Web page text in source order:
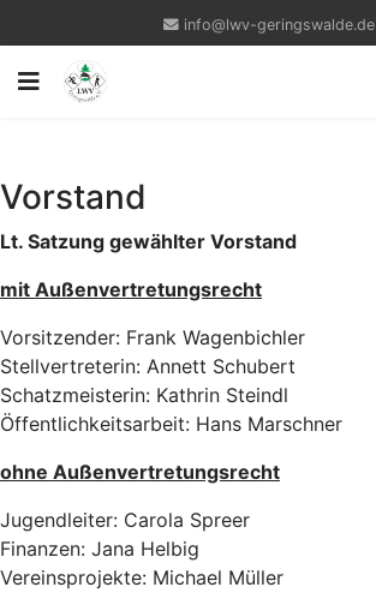
info@lwv-geringswalde.de
Vorstand
Lt. Satzung gewählter Vorstand
mit Außenvertretungsrecht
Vorsitzender: Frank Wagenbichler
Stellvertreterin: Annett Schubert
Schatzmeisterin: Kathrin Steindl
Öffentlichkeitsarbeit: Hans Marschner
ohne Außenvertretungsrecht
Jugendleiter: Carola Spreer
Finanzen: Jana Helbig
Vereinsprojekte: Michael Müller